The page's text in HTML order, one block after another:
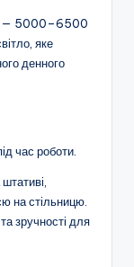
— 5000–6500
яке
денного
час роботи.
на стільницю.
зручності для